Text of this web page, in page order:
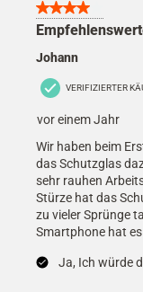
4 von 5 Sternen.
Johann
VERIFIZIERTER
vor einem Jahr
Wir haben beim
das Schutzglas
sehr rauhen
Stürze hat das
zu vieler Sprünge
Smartphone hat
Ja, Ich würde